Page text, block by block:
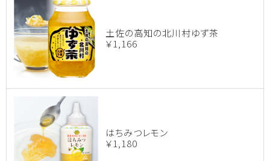
土佐の高知の北川村ゆず茶
￥1,166
はちみつレモン
￥1,180